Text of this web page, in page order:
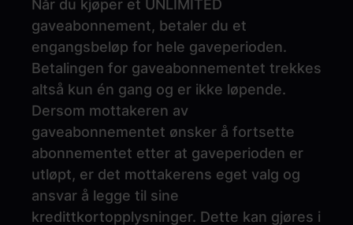
Når du kjøper et UNLIMITED
gaveabonnement, betaler du et
engangsbeløp for hele gaveperioden.
Betalingen for gaveabonnementet trekkes
altså kun én gang og er ikke løpende.
Dersom mottakeren av
gaveabonnementet ønsker å fortsette
abonnementet etter at gaveperioden er
utløpt, er det mottakerens eget valg og
ansvar å legge til sine
kredittkortopplysninger. Dette kan gjøres i